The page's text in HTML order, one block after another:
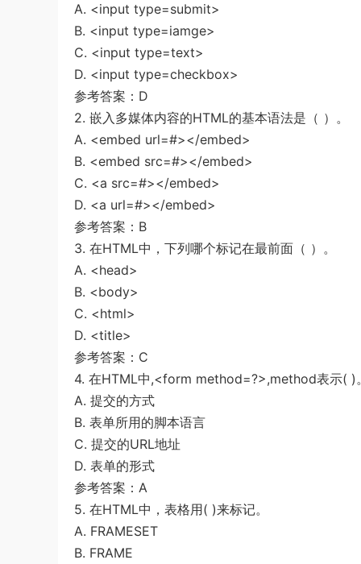
A. <input type=submit>
B. <input type=iamge>
C. <input type=text>
D. <input type=checkbox>
参考答案：D
2. 嵌入多媒体内容的HTML的基本语法是（ ）。
A. <embed url=#></embed>
B. <embed src=#></embed>
C. <a src=#></embed>
D. <a url=#></embed>
参考答案：B
3. 在HTML中，下列哪个标记在最前面（ ）。
A. <head>
B. <body>
C. <html>
D. <title>
参考答案：C
4. 在HTML中,<form method=?>,method表示( )
A. 提交的方式
B. 表单所用的脚本语言
C. 提交的URL地址
D. 表单的形式
参考答案：A
5. 在HTML中，表格用( )来标记。
A. FRAMESET
B. FRAME